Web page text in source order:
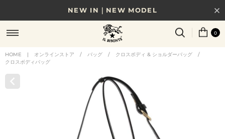
NEW IN｜NEW MODEL
8/17(月)10時まで｜税込11,000円以上で送料無料
贈る相手やシーンから選べる、新しいギフトガイド
0
HOME | オンラインストア / バッグ / クロスボディ & ショルダーバッグ
/
クロスボディバッグ